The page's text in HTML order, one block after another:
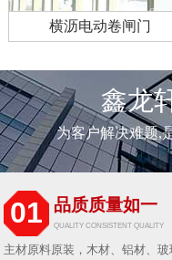
横沥电动卷闸门
鑫龙
为客户解决难题,
01 品质质量如一
QUALITY CONSISTENT QUALITY
主材原料原装，木材、铝材、玻